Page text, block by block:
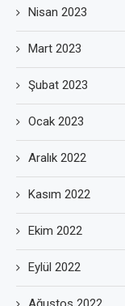
Nisan 2023
Mart 2023
Şubat 2023
Ocak 2023
Aralık 2022
Kasım 2022
Ekim 2022
Eylül 2022